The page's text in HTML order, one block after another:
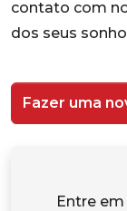
contato com
dos seus
Fazer uma
Entre